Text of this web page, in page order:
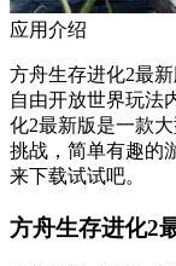
应用介绍
方舟生存进化2最
自由开放世界玩法
化2最新版是一款
挑战，简单有趣的
来下载试试吧。
方舟生存进化2